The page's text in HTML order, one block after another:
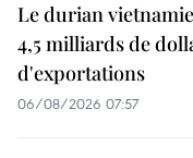
Le durian
4,5 milliards de
d'exportations
06/08/2026 07:57